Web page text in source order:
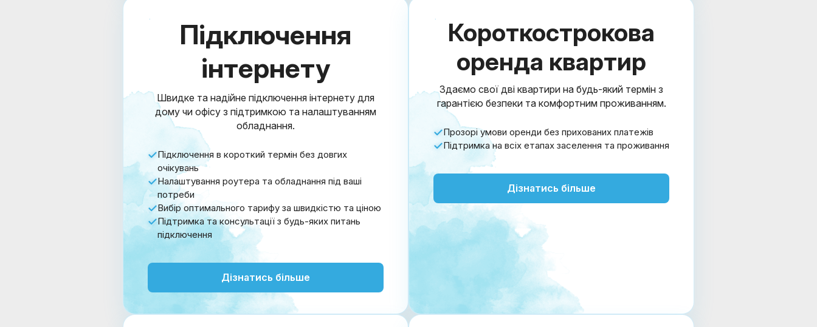
Підключення
інтернету
Швидке та надійне підключення інтернету для
дому чи офісу з підтримкою та налаштуванням
обладнання.
Підключення в короткий термін без довгих
очікувань
Налаштування роутера та обладнання під ваші
потреби
Вибір оптимального тарифу за швидкістю та ціною
Підтримка та консультації з будь-яких питань
підключення
Дізнатись більше
Короткострокова
оренда квартир
Здаємо свої дві квартири на будь-який термін з
гарантією безпеки та комфортним проживанням.
Прозорі умови оренди без прихованих платежів
Підтримка на всіх етапах заселення та проживання
Дізнатись більше